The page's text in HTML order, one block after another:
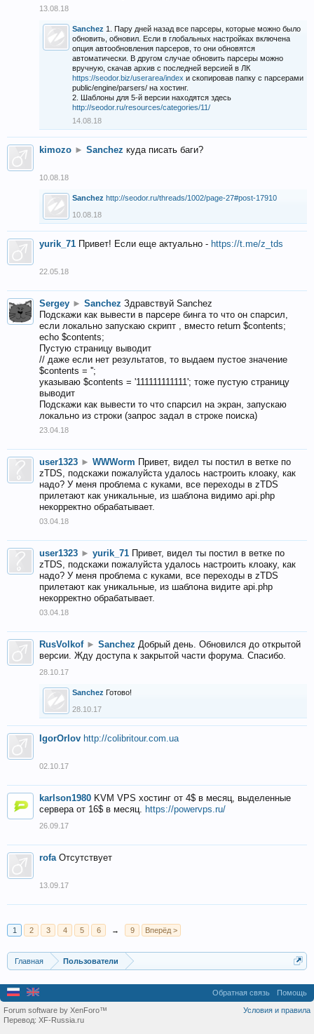
13.08.18
Sanchez 1. Пару дней назад все парсеры, которые можно было
обновить, обновил. Если в глобальных настройках включена
опция автообновления парсеров, то они обновятся
автоматически. В другом случае обновить парсеры можно
вручную, скачав архив с последней версией в ЛК
https://seodor.biz/userarea/index и скопировав папку с парсерами
public/engine/parsers/ на хостинг.
2. Шаблоны для 5-й версии находятся здесь
http://seodor.ru/resources/categories/11/
14.08.18
kimozo ► Sanchez куда писать баги?
10.08.18
Sanchez http://seodor.ru/threads/1002/page-27#post-17910
10.08.18
yurik_71 Привет! Если еще актуально - https://t.me/z_tds
22.05.18
Sergey ► Sanchez Здравствуй Sanchez
Подскажи как вывести в парсере бинга то что он спарсил,
если локально запускаю скрипт , вместо return $contents;
echo $contents;
Пустую страницу выводит
// даже если нет результатов, то выдаем пустое значение
$contents = '';
указываю $contents = '111111111111'; тоже пустую страницу
выводит
Подскажи как вывести то что спарсил на экран, запускаю
локально из строки (запрос задал в строке поиска)
23.04.18
user1323 ► WWWorm Привет, видел ты постил в ветке по
zTDS, подскажи пожалуйста удалось настроить клоаку, как
надо? У меня проблема с куками, все переходы в zTDS
прилетают как уникальные, из шаблона видимо api.php
некорректно обрабатывает.
03.04.18
user1323 ► yurik_71 Привет, видел ты постил в ветке по
zTDS, подскажи пожалуйста удалось настроить клоаку, как
надо? У меня проблема с куками, все переходы в zTDS
прилетают как уникальные, из шаблона видите api.php
некорректно обрабатывает.
03.04.18
RusVolkof ► Sanchez Добрый день. Обновился до открытой
версии. Жду доступа к закрытой части форума. Спасибо.
28.10.17
Sanchez Готово!
28.10.17
IgorOrlov http://colibritour.com.ua
02.10.17
karlson1980 KVM VPS хостинг от 4$ в месяц, выделенные
сервера от 16$ в месяц. https://powervps.ru/
26.09.17
rofa Отсутствует
13.09.17
1 2 3 4 5 6 → 9 Вперёд >
Главная Пользователи
Обратная связь Помощь
Условия и правила
Forum software by XenForo™
Перевод: XF-Russia.ru